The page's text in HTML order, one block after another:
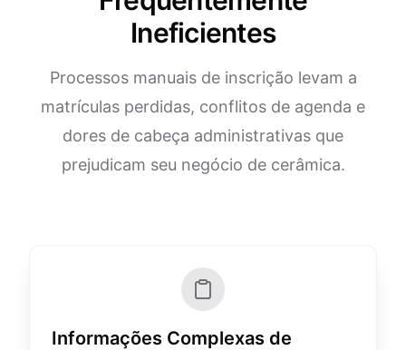
Ineficientes
Processos manuais de inscrição levam a
matrículas perdidas, conflitos de agenda e
dores de cabeça administrativas que
prejudicam seu negócio de cerâmica.
Informações Complexas de